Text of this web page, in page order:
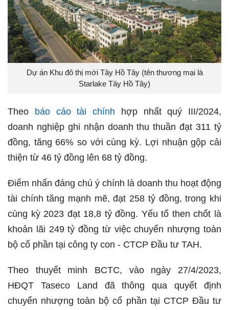
Dự án Khu đô thị mới Tây Hồ Tây (tên thương mại là
Starlake Tây Hồ Tây)
Theo báo cáo tài chính hợp nhất quý III/2024,
doanh nghiệp ghi nhận doanh thu thuần đạt 311 tỷ
đồng, tăng 66% so với cùng kỳ. Lợi nhuận gộp cải
thiện từ 46 tỷ đồng lên 68 tỷ đồng.
Điểm nhấn đáng chú ý chính là doanh thu hoạt động
tài chính tăng mạnh mẽ, đạt 258 tỷ đồng, trong khi
cùng kỳ 2023 đạt 18,8 tỷ đồng. Yếu tố then chốt là
khoản lãi 249 tỷ đồng từ việc chuyển nhượng toàn
bộ cổ phần tại công ty con - CTCP Đầu tư TAH.
Theo thuyết minh BCTC, vào ngày 27/4/2023,
HĐQT Taseco Land đã thông qua quyết định
chuyển nhượng toàn bộ cổ phần tại CTCP Đầu tư